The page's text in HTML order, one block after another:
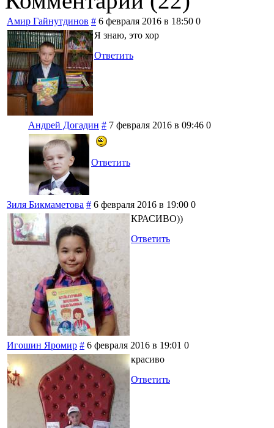
Амир Гайнутдинов # 6 февраля 2016 в 18:50 0
Я знаю, это хор
Ответить
Андрей Догадин # 7 февраля 2016 в 09:46 0
Ответить
Зиля Бикмаметова # 6 февраля 2016 в 19:00 0
КРАСИВО))
Ответить
Игошин Яромир # 6 февраля 2016 в 19:01 0
красиво
Ответить